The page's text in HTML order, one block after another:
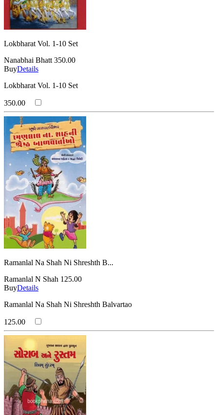
Lokbharat Vol. 1-10 Set
Nanabhai Bhatt 350.00
BuyDetails
Lokbharat Vol. 1-10 Set
350.00
Ramanlal Na Shah Ni Shreshth B...
Ramanlal N Shah 125.00
BuyDetails
Ramanlal Na Shah Ni Shreshth Balvartao
125.00